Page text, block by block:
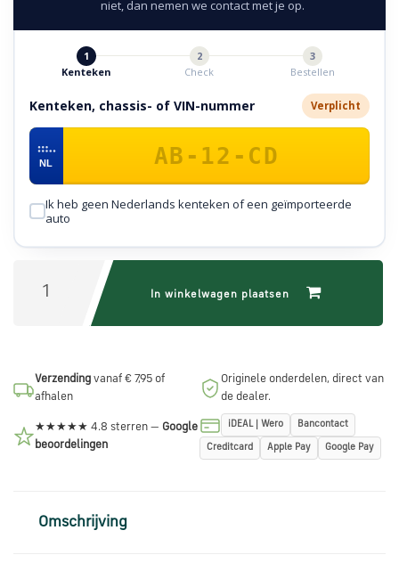
WhatsApp
Stuur
mail
Handige
Bestellen
Levering
en
Klantenservice
niet, dan nemen we contact met je op.
1
Kenteken
2
Check
3
Bestellen
Kenteken, chassis- of VIN-nummer Verplicht
NL
Ik heb geen Nederlands kenteken of een geïmporteerde
auto
In winkelwagen plaatsen
Verzending vanaf € 7,95 of
afhalen
Originele onderdelen, direct van
de dealer.
★★★★★ 4.8 sterren — Google
beoordelingen
iDEAL | Wero Bancontact
Creditcard Apple Pay Google Pay
Omschrijving